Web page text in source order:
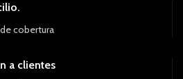
cobertura
a clientes